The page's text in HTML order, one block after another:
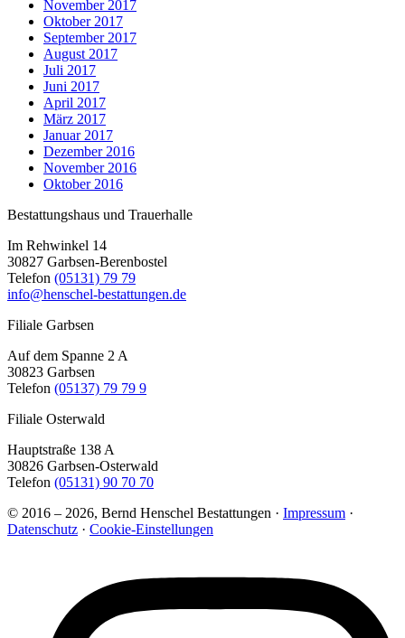
November 2017
Oktober 2017
September 2017
August 2017
Juli 2017
Juni 2017
April 2017
März 2017
Januar 2017
Dezember 2016
November 2016
Oktober 2016
Bestattungshaus und Trauerhalle
Im Rehwinkel 14
30827 Garbsen-Berenbostel
Telefon (05131) 79 79
info@henschel-bestattungen.de
Filiale Garbsen
Auf dem Spanne 2 A
30823 Garbsen
Telefon (05137) 79 79 9
Filiale Osterwald
Hauptstraße 138 A
30826 Garbsen-Osterwald
Telefon (05131) 90 70 70
© 2016 – 2026, Bernd Henschel Bestattungen · Impressum ·
Datenschutz · Cookie-Einstellungen